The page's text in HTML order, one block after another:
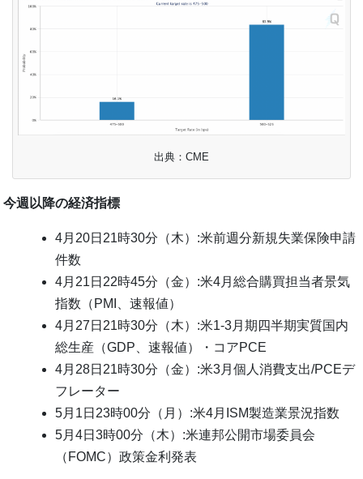
出典：CME
今週以降の経済指標
4月20日21時30分（木）:米前週分新規失業保険申請
件数
4月21日22時45分（金）:米4月総合購買担当者景気
指数（PMI、速報値）
4月27日21時30分（木）:米1-3月期四半期実質国内
総生産（GDP、速報値）・コアPCE
4月28日21時30分（金）:米3月個人消費支出/PCEデ
フレーター
5月1日23時00分（月）:米4月ISM製造業景況指数
5月4日3時00分（木）:米連邦公開市場委員会
（FOMC）政策金利発表